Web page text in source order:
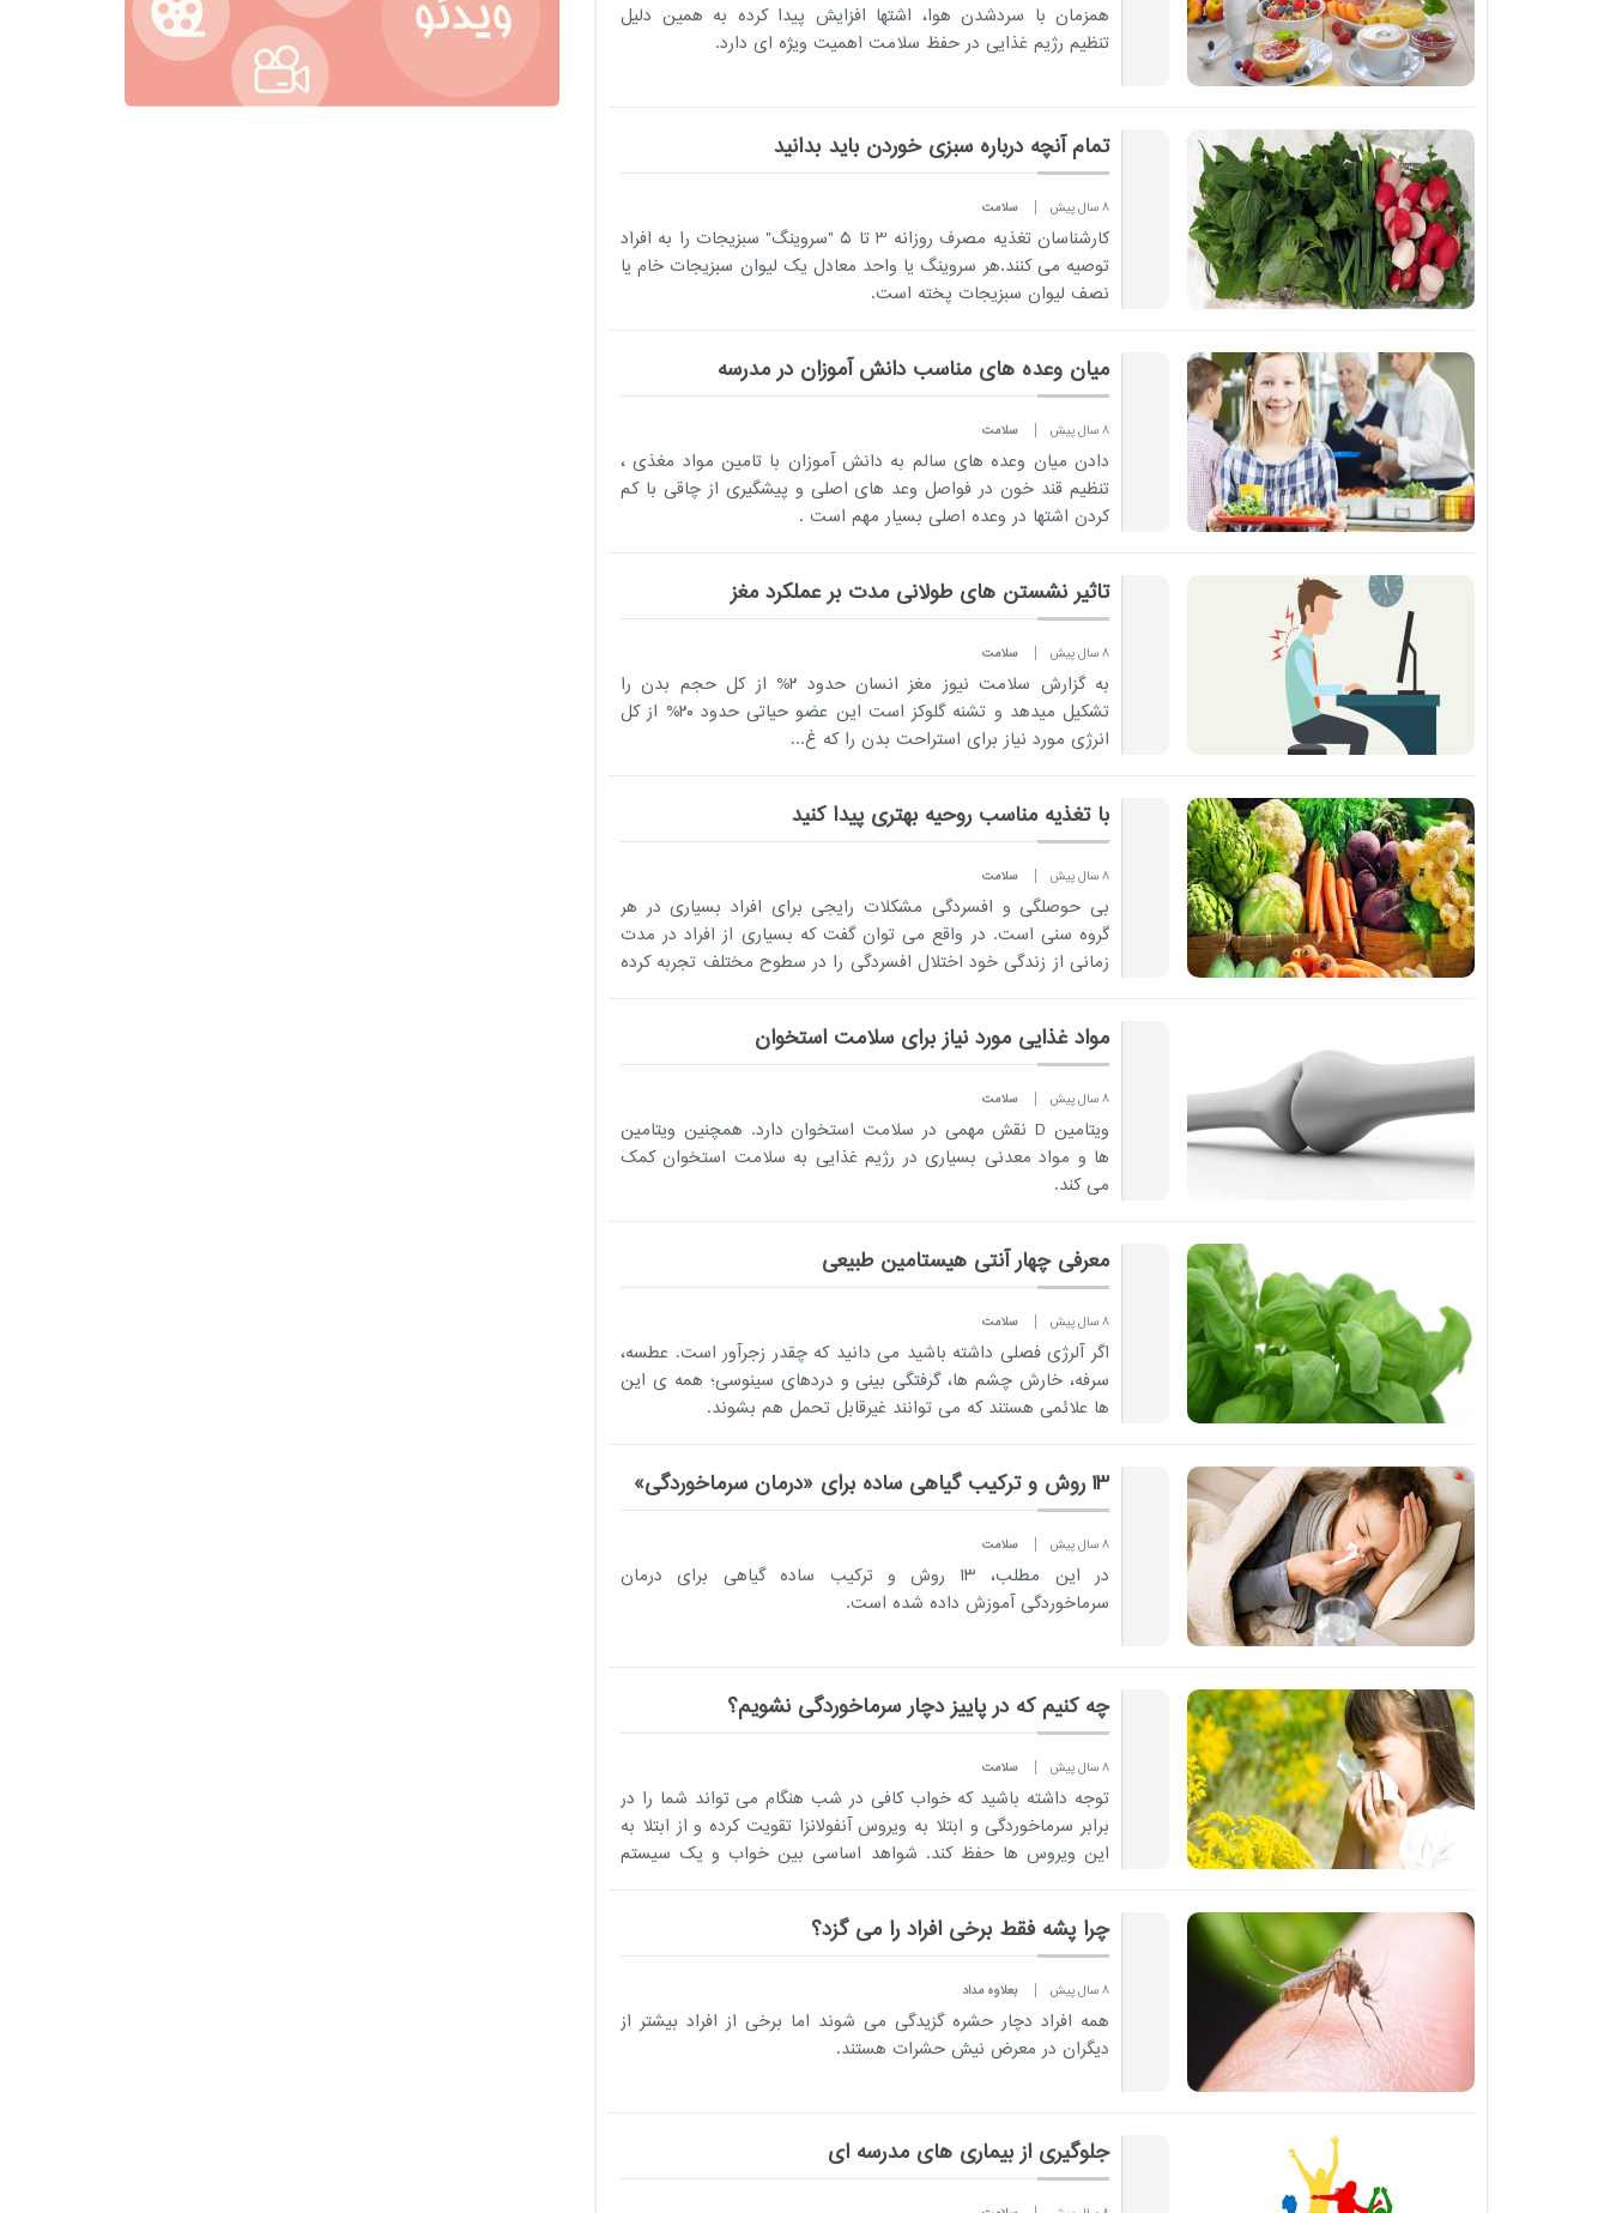
همزمان با سردشدن هوا، اشتها افزایش پیدا کرده به همین دلیل
تنظیم رژیم غذایی در حفظ سلامت اهمیت ویژه ای دارد.
تمام آنچه درباره سبزی خوردن باید بدانید
8 سال پیش سلامت
کارشناسان تغذیه مصرف روزانه 3 تا 5 "سروینگ" سبزیجات را به افراد
توصیه می کنند.هر سروینگ یا واحد معادل یک لیوان سبزیجات خام یا
نصف لیوان سبزیجات پخته است.
میان وعده های مناسب دانش آموزان در مدرسه
8 سال پیش سلامت
دادن میان وعده های سالم به دانش آموزان با تامین مواد مغذی ،
تنظیم قند خون در فواصل وعد های اصلی و پیشگیری از چاقی با کم
کردن اشتها در وعده اصلی بسیار مهم است .
تاثیر نشستن های طولانی مدت بر عملکرد مغز
8 سال پیش سلامت
به گزارش سلامت نیوز مغز انسان حدود ۲% از کل حجم بدن را
تشکیل میدهد و تشنه گلوکز است این عضو حیاتی حدود ۲۰% از کل
انرژی مورد نیاز برای استراحت بدن را که غ...
با تغذیه مناسب روحیه بهتری پیدا کنید
8 سال پیش سلامت
بی حوصلگی و افسردگی مشکلات رایجی برای افراد بسیاری در هر
گروه سنی است. در واقع می توان گفت که بسیاری از افراد در مدت
زمانی از زندگی خود اختلال افسردگی را در سطوح مختلف تجربه کرده
مواد غذایی مورد نیاز برای سلامت استخوان
8 سال پیش سلامت
ویتامین D نقش مهمی در سلامت استخوان دارد. همچنین ویتامین
ها و مواد معدنی بسیاری در رژیم غذایی به سلامت استخوان کمک
می کند.
معرفی چهار آنتی هیستامین طبیعی
8 سال پیش سلامت
اگر آلرژی فصلی داشته باشید می دانید که چقدر زجرآور است. عطسه،
سرفه، خارش چشم ها، گرفتگی بینی و دردهای سینوسی؛ همه ی این
ها علائمی هستند که می توانند غیرقابل تحمل هم بشوند.
۱۳ روش و ترکیب گیاهی ساده برای «درمان سرماخوردگی»
8 سال پیش سلامت
در این مطلب، ۱۳ روش و ترکیب ساده گیاهی برای درمان
سرماخوردگی آموزش داده شده است.
چه کنیم که در پاییز دچار سرماخوردگی نشویم؟
8 سال پیش سلامت
توجه داشته باشید که خواب کافی در شب هنگام می تواند شما را در
برابر سرماخوردگی و ابتلا به ویروس آنفولانزا تقویت کرده و از ابتلا به
این ویروس ها حفظ کند. شواهد اساسی بین خواب و یک سیستم
چرا پشه فقط برخی افراد را می گزد؟
8 سال پیش بعلاوه مداد
همه افراد دچار حشره گزیدگی می شوند اما برخی از افراد بیشتر از
دیگران در معرض نیش حشرات هستند.
جلوگیری از بیماری های مدرسه ای